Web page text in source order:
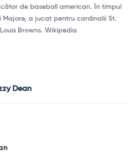
de baseball american. În timpul
Majore, a jucat pentru cardinalii St.
Browns. Wikipedia
Dean